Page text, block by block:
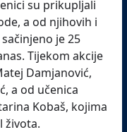
su prikupljali
a od njihovih i
je 25
Tijekom akcije
Damjanović,
a od učenica
Kobaš, kojima
života.